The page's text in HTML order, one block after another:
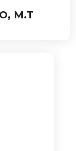
M.T